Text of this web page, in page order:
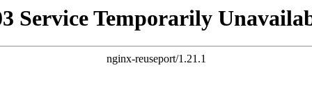
Service Temporarily
nginx-reuseport/1.21.1